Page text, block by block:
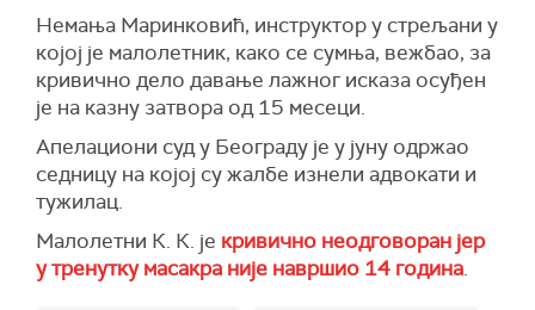
Немања Маринковић, инструктор у стрељани у
којој је малолетник, како се сумња, вежбао, за
кривично дело давање лажног исказа осуђен
је на казну затвора од 15 месеци.
Апелациони суд у Београду је у јуну одржао
седницу на којој су жалбе изнели адвокати и
тужилац.
Малолетни К. К. је кривично неодговоран јер
у тренутку масакра није навршио 14 година.